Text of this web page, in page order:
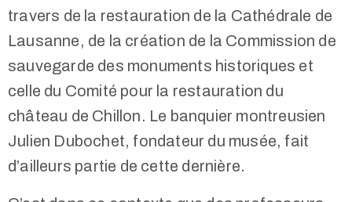
travers de la restauration de la Cathédrale de
Lausanne, de la création de la Commission de
sauvegarde des monuments historiques et
celle du Comité pour la restauration du
château de Chillon. Le banquier montreusien
Julien Dubochet, fondateur du musée, fait
d’ailleurs partie de cette dernière.